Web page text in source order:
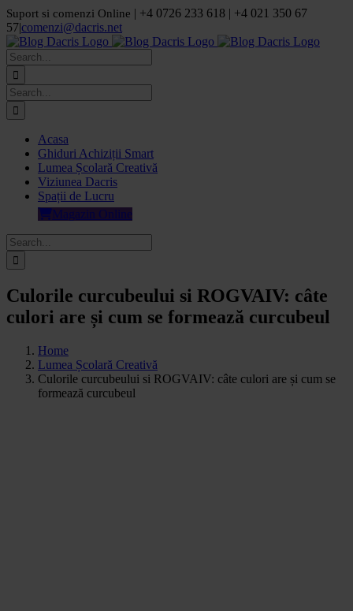
Skip
to
content
Suport si comenzi Online | +4 0726 233 618 | +4 021 350 67
57|comenzi@dacris.net
Facebook
LinkedIn
YouTube
Pinterest
Search
for:
Search
for:
Acasa
Ghiduri Achiziții Smart
Lumea Școlară Creativă
Viziunea Dacris
Spații de Lucru
Magazin Online
Search
for:
Culorile curcubeului si ROGVAIV: câte
culori are și cum se formează curcubeul
Home
Lumea Școlară Creativă
Culorile curcubeului si ROGVAIV: câte culori are și cum se
formează curcubeul